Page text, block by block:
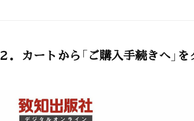
２．カートから「ご購入手続きへ」